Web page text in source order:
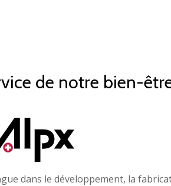
de notre bien-
dans le développement, la